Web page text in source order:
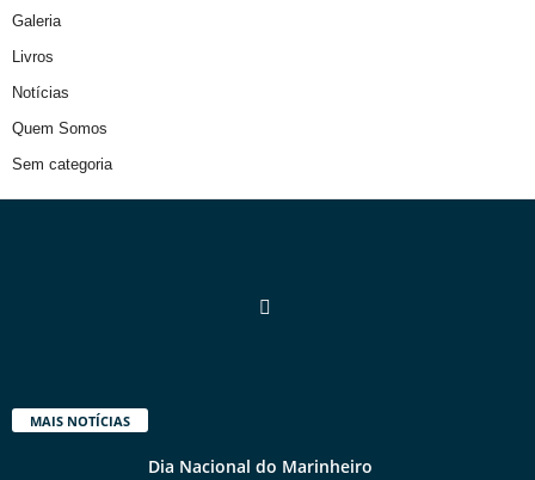
Galeria
Livros
Notícias
Quem Somos
Sem categoria
MAIS NOTÍCIAS
Dia Nacional do Marinheiro